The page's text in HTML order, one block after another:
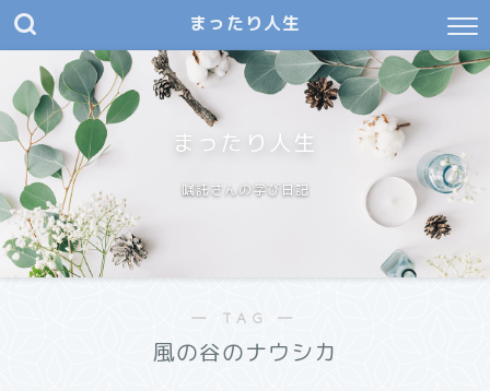
まったり人生
まったり人生
嘱託さんの学び日記
― TAG ―
風の谷のナウシカ